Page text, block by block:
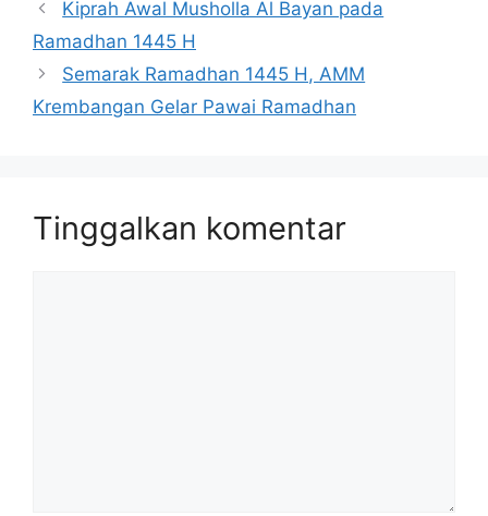
Kiprah Awal Musholla Al Bayan pada
Ramadhan 1445 H
Semarak Ramadhan 1445 H, AMM
Krembangan Gelar Pawai Ramadhan
Tinggalkan komentar